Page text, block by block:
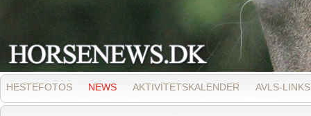
HESTEFOTOS NEWS AKTIVITETSKALENDER AVLS-LINKS